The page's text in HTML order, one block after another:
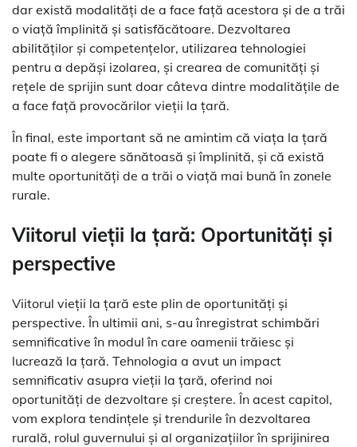
dar există modalități de a face față acestora și de a trăi
o viață împlinită și satisfăcătoare. Dezvoltarea
abilităților și competențelor, utilizarea tehnologiei
pentru a depăși izolarea, și crearea de comunități și
rețele de sprijin sunt doar câteva dintre modalitățile de
a face față provocărilor vieții la țară.
În final, este important să ne amintim că viața la țară
poate fi o alegere sănătoasă și împlinită, și că există
multe oportunități de a trăi o viață mai bună în zonele
rurale.
Viitorul vieții la țară: Oportunități și
perspective
Viitorul vieții la țară este plin de oportunități și
perspective. În ultimii ani, s-au înregistrat schimbări
semnificative în modul în care oamenii trăiesc și
lucrează la țară. Tehnologia a avut un impact
semnificativ asupra vieții la țară, oferind noi
oportunități de dezvoltare și creștere. În acest capitol,
vom explora tendințele și trendurile în dezvoltarea
rurală, rolul guvernului și al organizațiilor în sprijinirea